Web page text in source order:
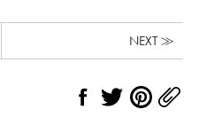
NEXT ≫